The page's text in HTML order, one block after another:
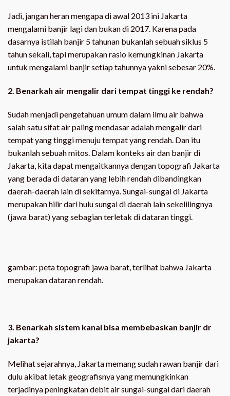
Jadi, jangan heran mengapa di awal 2013 ini Jakarta
mengalami banjir lagi dan bukan di 2017. Karena pada
dasarnya istilah banjir 5 tahunan bukanlah sebuah siklus 5
tahun sekali, tapi merupakan rasio kemungkinan Jakarta
untuk mengalami banjir setiap tahunnya yakni sebesar 20%.
2. Benarkah air mengalir dari tempat tinggi ke rendah?
Sudah menjadi pengetahuan umum dalam ilmu air bahwa
salah satu sifat air paling mendasar adalah mengalir dari
tempat yang tinggi menuju tempat yang rendah. Dan itu
bukanlah sebuah mitos. Dalam konteks air dan banjir di
Jakarta, kita dapat mengaitkannya dengan topografi Jakarta
yang berada di dataran yang lebih rendah dibandingkan
daerah-daerah lain di sekitarnya. Sungai-sungai di Jakarta
merupakan hilir dari hulu sungai di daerah lain sekelilingnya
(jawa barat) yang sebagian terletak di dataran tinggi.
gambar: peta topografi jawa barat, terlihat bahwa Jakarta
merupakan dataran rendah.
3. Benarkah sistem kanal bisa membebaskan banjir dr
jakarta?
Melihat sejarahnya, Jakarta memang sudah rawan banjir dari
dulu akibat letak geografisnya yang memungkinkan
terjadinya peningkatan debit air sungai-sungai dari daerah